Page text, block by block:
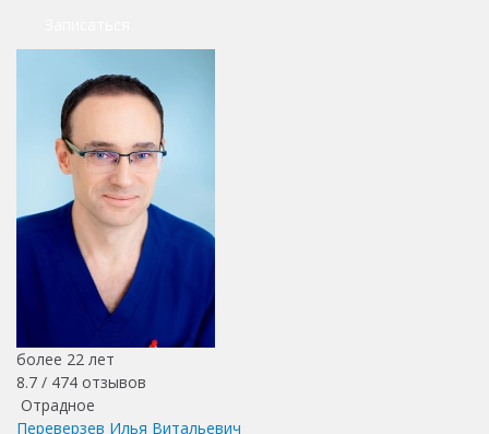
более 22 лет
8.7 / 474 отзывов
Отрадное
Переверзев Илья Витальевич